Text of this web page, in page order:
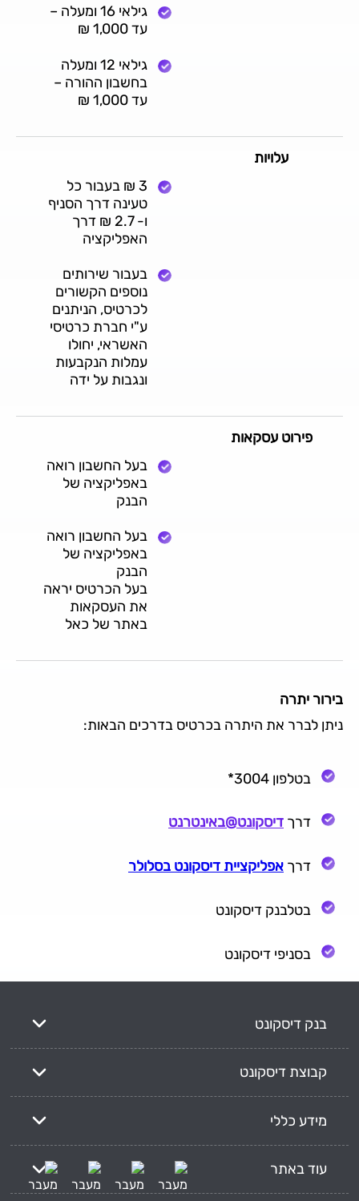
גילאי 16 ומעלה –
עד 1,000 ₪
גילאי 12 ומעלה
בחשבון ההורה –
עד 1,000 ₪
עלויות
3 ₪ בעבור כל
טעינה דרך הסניף
ו- 2.7 ₪ דרך
האפליקציה
בעבור שירותים
נוספים הקשורים
לכרטיס, הניתנים
ע"י חברת כרטיסי
האשראי, יחולו
עמלות הנקבעות
ונגבות על ידה
פירוט עסקאות
בעל החשבון רואה
באפליקציה של
הבנק
בעל החשבון רואה
באפליקציה של
הבנק
בעל הכרטיס יראה
את העסקאות
באתר של כאל
בירור יתרה
ניתן לברר את היתרה בכרטיס בדרכים הבאות:
בטלפון 3004*
דרך דיסקונט@באינטרנט
דרך אפליקציית דיסקונט בסלולר
בטלבנק דיסקונט
בסניפי דיסקונט
בנק דיסקונט
קבוצת דיסקונט
מידע כללי
עוד באתר